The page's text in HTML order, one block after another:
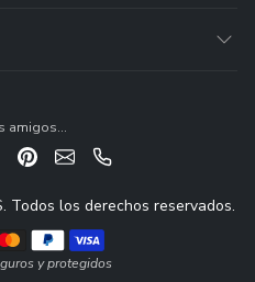
amigos...
Todos los derechos reservados.
y protegidos